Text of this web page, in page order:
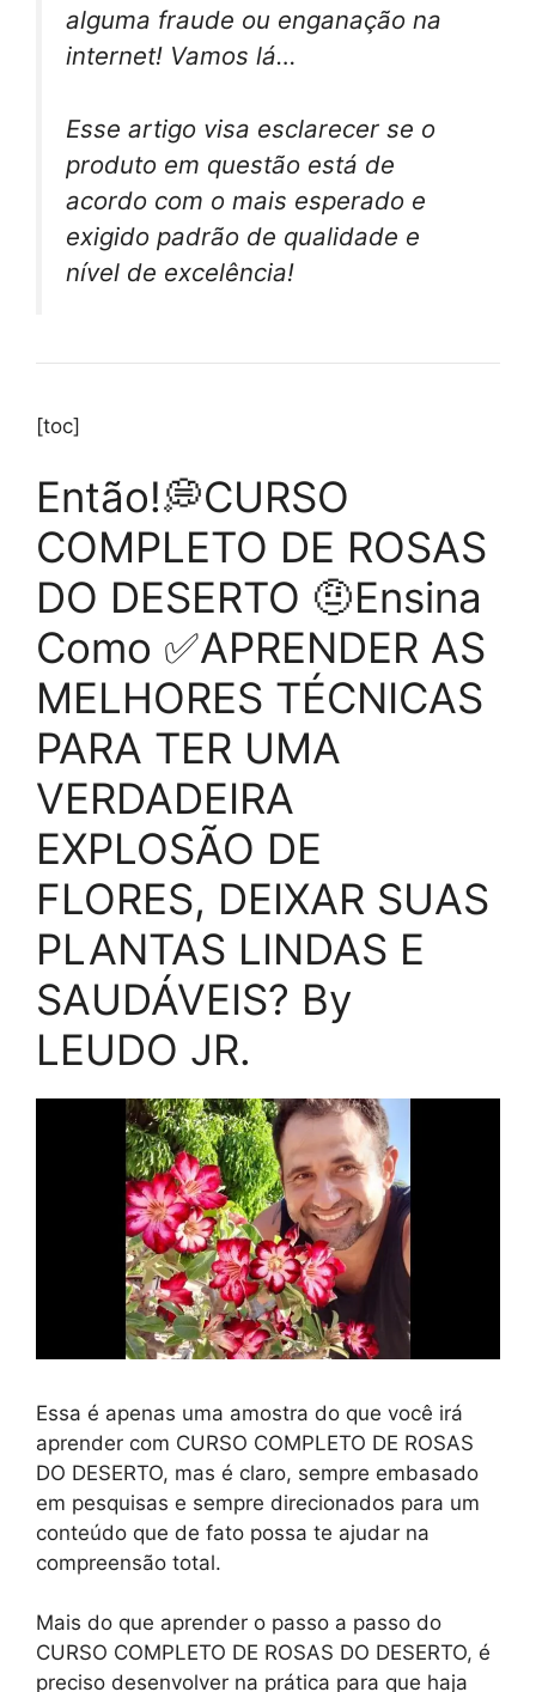
alguma fraude ou enganação na
internet! Vamos lá…
Esse artigo visa esclarecer se o
produto em questão está de
acordo com o mais esperado e
exigido padrão de qualidade e
nível de excelência!
[toc]
Então!💭CURSO
COMPLETO DE ROSAS
DO DESERTO 🤨Ensina
Como ✅APRENDER AS
MELHORES TÉCNICAS
PARA TER UMA
VERDADEIRA
EXPLOSÃO DE
FLORES, DEIXAR SUAS
PLANTAS LINDAS E
SAUDÁVEIS? By
LEUDO JR.
Essa é apenas uma amostra do que você irá
aprender com CURSO COMPLETO DE ROSAS
DO DESERTO, mas é claro, sempre embasado
em pesquisas e sempre direcionados para um
conteúdo que de fato possa te ajudar na
compreensão total.
Mais do que aprender o passo a passo do
CURSO COMPLETO DE ROSAS DO DESERTO, é
preciso desenvolver na prática para que haja